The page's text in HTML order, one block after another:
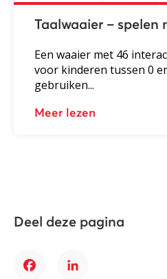
Taalwaaier – spelen
Een waaier met 46
voor kinderen tussen 0
gebruiken...
Meer lezen
Deel deze pagina
FacebookLinkedIn